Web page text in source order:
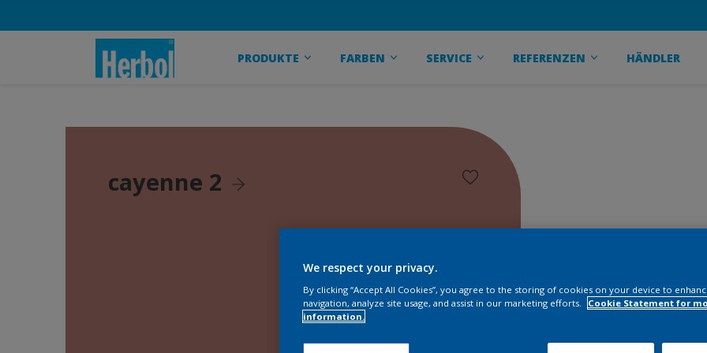
PRODUKTE FARBEN SERVICE REFERENZEN HÄNDLER
cayenne 2
We respect your privacy.
By clicking “Accept All Cookies”, you agree to the storing of cookies on your device to
navigation, analyze site usage, and assist in our marketing efforts.
Cookie Statement for
information.